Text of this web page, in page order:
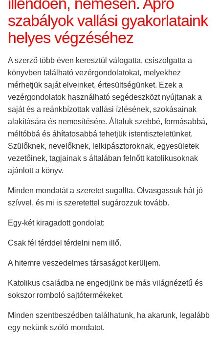
szabályok vallási gyakorlataink
helyes végzéséhez
A szerző több éven keresztül válogatta, csiszolgatta a
könyvben található vezérgondolatokat, melyekhez
mérhetjük saját elveinket, értesültségünket. Ezek a
vezérgondolatok használható segédeszközt nyújtanak a
saját és a reánkbízottak vallási ízlésének, szokásainak
alakítására és nemesítésére. Általuk szebbé, formásabbá,
méltóbbá és áhítatosabbá tehetjük istentiszteletünket.
Szülőknek, nevelőknek, lelkipásztoroknak, egyesületek
vezetőinek, tagjainak s általában felnőtt katolikusoknak
ajánlott a könyv.
Minden mondatát a szeretet sugallta. Olvasgassuk hát jó
szívvel, és mi is szeretettel sugározzuk tovább.
Egy-két kiragadott gondolat:
Csak fél térddel térdelni nem illő.
A hitemre veszedelmes társaságot kerüljem.
Katolikus családba ne engedjünk be más világnézetű és
sokszor romboló sajtótermékeket.
Minden szentbeszédben találhatunk, ha akarunk, legalább
egy nekünk szóló mondatot.